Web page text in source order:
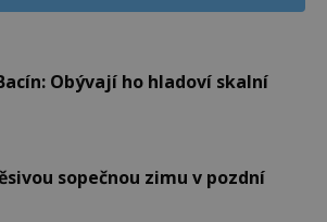
Obývají ho hladoví skalní
sopečnou zimu v pozdní